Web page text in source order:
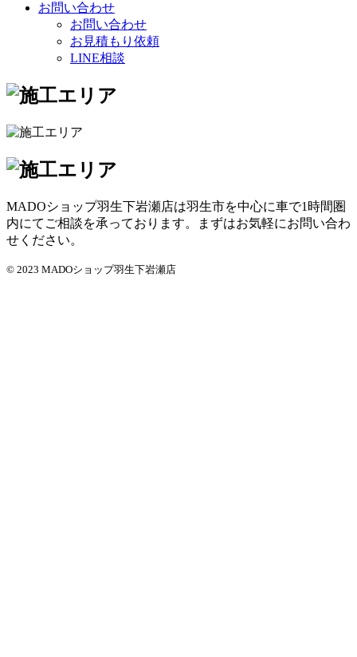
お問い合わせ
お問い合わせ
お見積もり依頼
LINE相談
MADOショップ羽生下岩瀬店は羽生市を中心に車で1時間圏
内にてご相談を承っております。まずはお気軽にお問い合わ
せください。
© 2023 MADOショップ羽生下岩瀬店